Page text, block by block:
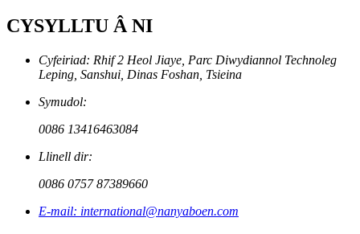
CYSYLLTU Â NI
Cyfeiriad: Rhif 2 Heol Jiaye, Parc Diwydiannol Technoleg
Leping, Sanshui, Dinas Foshan, Tsieina
Symudol:
0086 13416463084
Llinell dir:
0086 0757 87389660
E-mail: international@nanyaboen.com